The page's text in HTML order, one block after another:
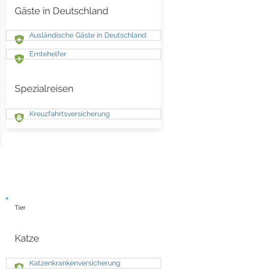
Gäste in Deutschland
Ausländische Gäste in Deutschland
Erntehelfer
Spezialreisen
Kreuzfahrtsversicherung
Tier
Katze
Katzenkrankenversicherung